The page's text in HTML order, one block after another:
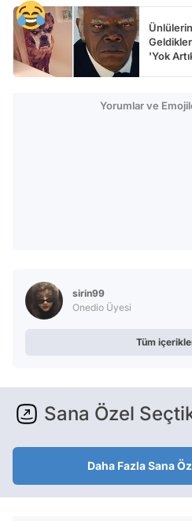
'Yok
Yorumlar ve
sirin99
Onedio Üyesi
Tüm
Sana Özel
Daha Fazla Sana